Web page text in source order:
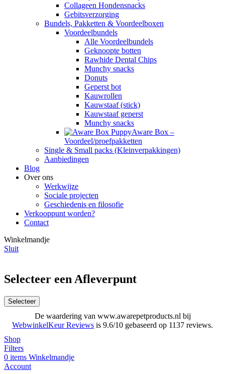
Collageen Hondensnacks
Gebitsverzorging
Bundels, Pakketten & Voordeelboxen
Voordeelbundels
Alle Voordeelbundels
Geknoopte botten
Rawhide Dental Chips
Munchy snacks
Donuts
Geperst bot
Kauwrollen
Kauwstaaf (stick)
Kauwstaaf geperst
Munchy snacks
Aware Box –
Voordeel/proefpakketten
Single & Small packs (Kleinverpakkingen)
Aanbiedingen
Blog
Over ons
Werkwijze
Sociale projecten
Geschiedenis en filosofie
Verkooppunt worden?
Contact
Winkelmandje
Sluit
Selecteer een Afleverpunt
Selecteer
De waardering van www.awarepetproducts.nl bij
WebwinkelKeur Reviews is 9.6/10 gebaseerd op 1137 reviews.
Shop
Filters
0 items Winkelmandje
Account